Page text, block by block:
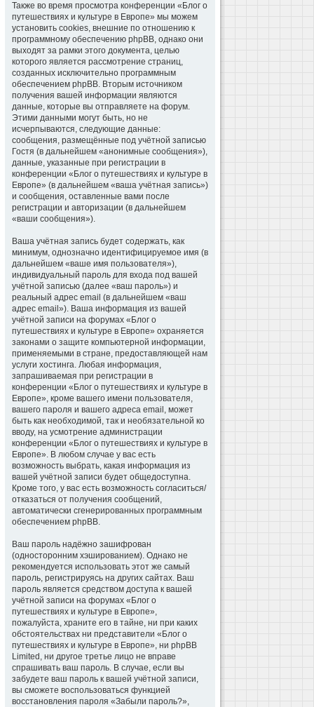
Также во время просмотра конференции «Блог о
путешествиях и культуре в Европе» мы можем
установить cookies, внешние по отношению к
программному обеспечению phpBB, однако они
выходят за рамки этого документа, целью
которого является рассмотрение страниц,
созданных исключительно программным
обеспечением phpBB. Вторым источником
получения вашей информации являются
данные, которые вы отправляете на форум.
Этими данными могут быть, но не
исчерпываются, следующие данные:
сообщения, размещённые под учётной записью
Гостя (в дальнейшем «анонимные сообщения»),
данные, указанные при регистрации в
конференции «Блог о путешествиях и культуре в
Европе» (в дальнейшем «ваша учётная запись»)
и сообщения, оставленные вами после
регистрации и авторизации (в дальнейшем
«ваши сообщения»).
Ваша учётная запись будет содержать, как
минимум, однозначно идентифицируемое имя (в
дальнейшем «ваше имя пользователя»),
индивидуальный пароль для входа под вашей
учётной записью (далее «ваш пароль») и
реальный адрес email (в дальнейшем «ваш
адрес email»). Ваша информация из вашей
учётной записи на форумах «Блог о
путешествиях и культуре в Европе» охраняется
законами о защите компьютерной информации,
применяемыми в стране, предоставляющей нам
услуги хостинга. Любая информация,
запрашиваемая при регистрации в
конференции «Блог о путешествиях и культуре в
Европе», кроме вашего имени пользователя,
вашего пароля и вашего адреса email, может
быть как необходимой, так и необязательной ко
вводу, на усмотрение администрации
конференции «Блог о путешествиях и культуре в
Европе». В любом случае у вас есть
возможность выбрать, какая информация из
вашей учётной записи будет общедоступна.
Кроме того, у вас есть возможность согласиться/
отказаться от получения сообщений,
автоматически сгенерированных программным
обеспечением phpBB.
Ваш пароль надёжно зашифрован
(односторонним хэшированием). Однако не
рекомендуется использовать этот же самый
пароль, регистрируясь на других сайтах. Ваш
пароль является средством доступа к вашей
учётной записи на форумах «Блог о
путешествиях и культуре в Европе»,
пожалуйста, храните его в тайне, ни при каких
обстоятельствах ни представители «Блог о
путешествиях и культуре в Европе», ни phpBB
Limited, ни другое третье лицо не вправе
спрашивать ваш пароль. В случае, если вы
забудете ваш пароль к вашей учётной записи,
вы сможете воспользоваться функцией
восстановления пароля «Забыли пароль?»,